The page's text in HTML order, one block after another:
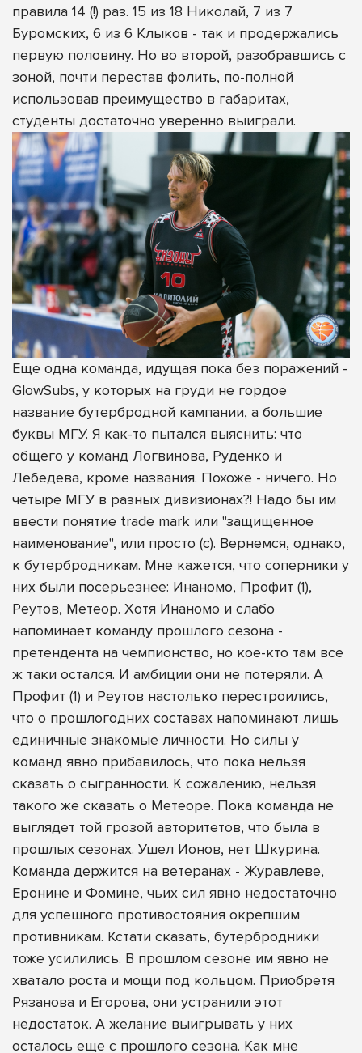
правила 14 (!) раз. 15 из 18 Николай, 7 из 7
Буромских, 6 из 6 Клыков - так и продержались
первую половину. Но во второй, разобравшись с
зоной, почти перестав фолить, по-полной
использовав преимущество в габаритах,
студенты достаточно уверенно выиграли.
Еще одна команда, идущая пока без поражений -
GlowSubs, у которых на груди не гордое
название бутербродной кампании, а большие
буквы МГУ. Я как-то пытался выяснить: что
общего у команд Логвинова, Руденко и
Лебедева, кроме названия. Похоже - ничего. Но
четыре МГУ в разных дивизионах?! Надо бы им
ввести понятие trade mark или "защищенное
наименование", или просто (с). Вернемся, однако,
к бутербродникам. Мне кажется, что соперники у
них были посерьезнее: Инаномо, Профит (1),
Реутов, Метеор. Хотя Инаномо и слабо
напоминает команду прошлого сезона -
претендента на чемпионство, но кое-кто там все
ж таки остался. И амбиции они не потеряли. А
Профит (1) и Реутов настолько перестроились,
что о прошлогодних составах напоминают лишь
единичные знакомые личности. Но силы у
команд явно прибавилось, что пока нельзя
сказать о сыгранности. К сожалению, нельзя
такого же сказать о Метеоре. Пока команда не
выглядет той грозой авторитетов, что была в
прошлых сезонах. Ушел Ионов, нет Шкурина.
Команда держится на ветеранах - Журавлеве,
Еронине и Фомине, чьих сил явно недостаточно
для успешного противостояния окрепшим
противникам. Кстати сказать, бутербродники
тоже усилились. В прошлом сезоне им явно не
хватало роста и мощи под кольцом. Приобретя
Рязанова и Егорова, они устранили этот
недостаток. А желание выигрывать у них
осталось еще с прошлого сезона. Как мне